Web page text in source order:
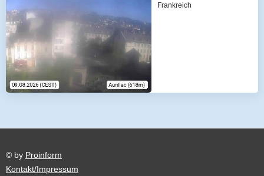
Frankreich
© by Proinform
Kontakt/Impressum